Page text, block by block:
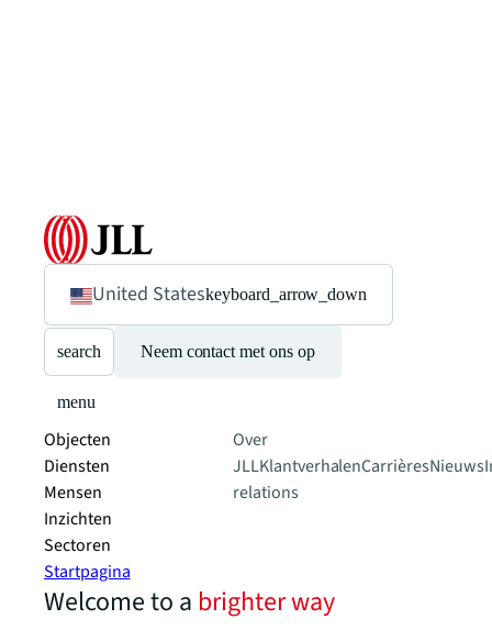
United Stateskeyboard_arrow_down
search Neem contact met ons op
menu
Objecten
Diensten
Mensen
Inzichten
Sectoren
Over
JLLKlantverhalenCarrièresNieuws
relations
Startpagina
Welcome to a brighter way